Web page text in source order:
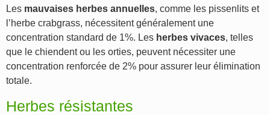
Les mauvaises herbes annuelles, comme les pissenlits et
l’herbe crabgrass, nécessitent généralement une
concentration standard de 1%. Les herbes vivaces, telles
que le chiendent ou les orties, peuvent nécessiter une
concentration renforcée de 2% pour assurer leur élimination
totale.
Herbes résistantes